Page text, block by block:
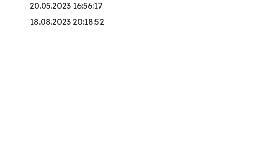
20.05.2023 16:56:17
18.08.2023 20:18:52